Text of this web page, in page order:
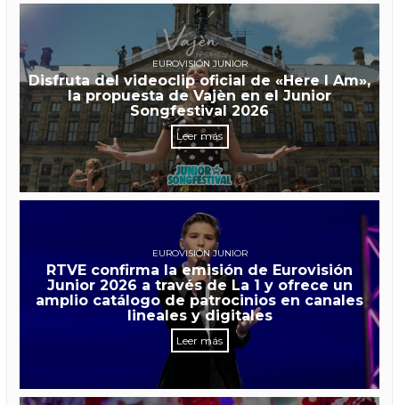
EUROVISIÓN JUNIOR
Disfruta del videoclip oficial de «Here I Am»,
la propuesta de Vajèn en el Junior
Songfestival 2026
Leer más
EUROVISIÓN JUNIOR
RTVE confirma la emisión de Eurovisión
Junior 2026 a través de La 1 y ofrece un
amplio catálogo de patrocinios en canales
lineales y digitales
Leer más